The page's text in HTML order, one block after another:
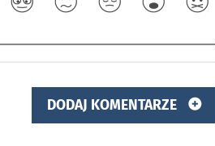
DODAJ KOMENTARZE